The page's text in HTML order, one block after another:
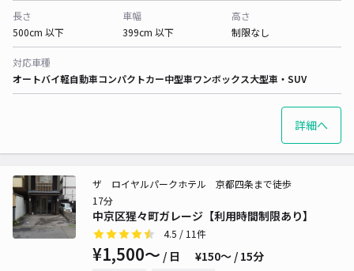
長さ
500cm 以下
車幅
399cm 以下
高さ
制限なし
対応車種
オートバイ軽自動車コンパクトカー中型車ワンボックス大型車・SUV
詳細へ
中京区猩々町ガレージ【利用時間制限あり】
ザ ロイヤルパークホテル 京都四条まで徒歩
17分
4.5 / 11件
¥1,500〜 / 日 ¥150〜 / 15分